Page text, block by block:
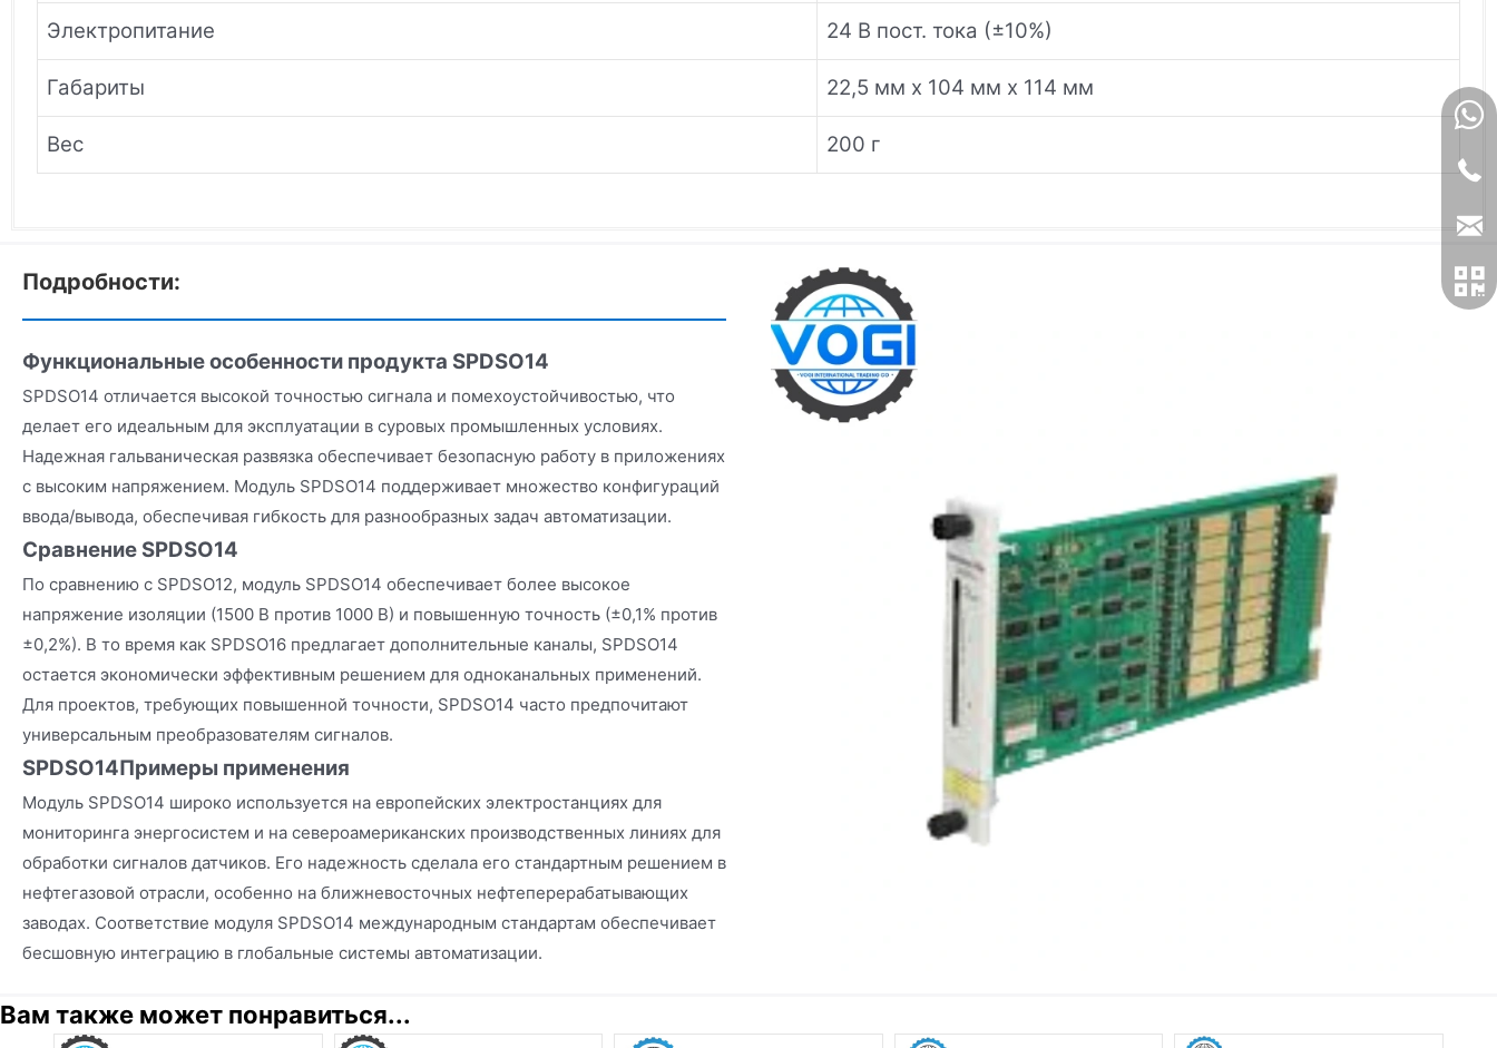
Электропитание 24 В пост. тока (±10%)
Габариты 22,5 мм x 104 мм x 114 мм
Вес 200 г
Подробности:
Функциональные особенности продукта SPDSO14
SPDSO14 отличается высокой точностью сигнала и помехоустойчивостью, что
делает его идеальным для эксплуатации в суровых промышленных условиях.
Надежная гальваническая развязка обеспечивает безопасную работу в приложениях
с высоким напряжением. Модуль SPDSO14 поддерживает множество конфигураций
ввода/вывода, обеспечивая гибкость для разнообразных задач автоматизации.
Сравнение SPDSO14
По сравнению с SPDSO12, модуль SPDSO14 обеспечивает более высокое
напряжение изоляции (1500 В против 1000 В) и повышенную точность (±0,1% против
±0,2%). В то время как SPDSO16 предлагает дополнительные каналы, SPDSO14
остается экономически эффективным решением для одноканальных применений.
Для проектов, требующих повышенной точности, SPDSO14 часто предпочитают
универсальным преобразователям сигналов.
SPDSO14Примеры применения
Модуль SPDSO14 широко используется на европейских электростанциях для
мониторинга энергосистем и на североамериканских производственных линиях для
обработки сигналов датчиков. Его надежность сделала его стандартным решением в
нефтегазовой отрасли, особенно на ближневосточных нефтеперерабатывающих
заводах. Соответствие модуля SPDSO14 международным стандартам обеспечивает
бесшовную интеграцию в глобальные системы автоматизации.
Вам также может понравиться...